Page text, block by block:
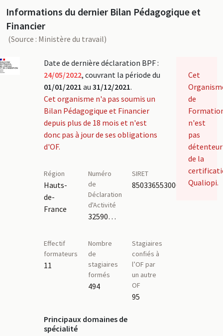
Informations du dernier Bilan Pédagogique et
Financier
(Source : Ministère du travail)
Date de dernière déclaration BPF :
24/05/2022, couvrant la période du
01/01/2021 au 31/12/2021.
Cet organisme n'a pas soumis un
Bilan Pédagogique et Financier
depuis plus de 18 mois et n'est
donc pas à jour de ses obligations
d'OF.
Région
Hauts-
de-
France
Numéro
de
Déclaration
d'Activité
32590990659
SIRET
85033655300019
Effectif
formateurs
11
Nombre
de
stagiaires
formés
494
Stagiaires
confiés à
l’OF par
un autre
OF
95
Principaux domaines de
spécialité
Cet
de
n'est
pas
détenteur
de la
Qualiopi.